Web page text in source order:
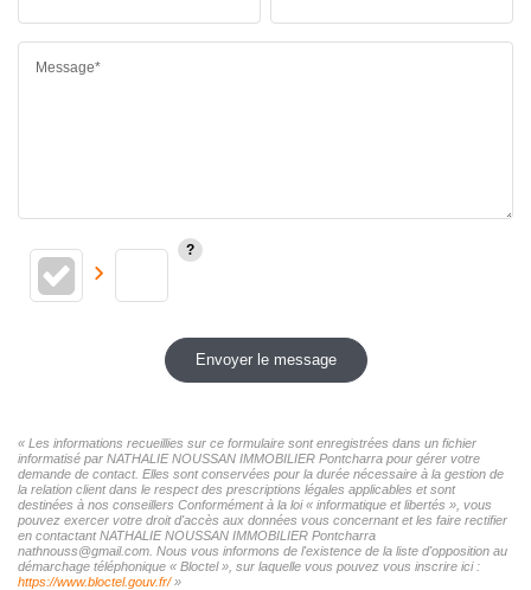
Message*
Envoyer le message
« Les informations recueillies sur ce formulaire sont enregistrées dans un fichier
informatisé par NATHALIE NOUSSAN IMMOBILIER Pontcharra pour gérer votre
demande de contact. Elles sont conservées pour la durée nécessaire à la gestion de
la relation client dans le respect des prescriptions légales applicables et sont
destinées à nos conseillers Conformément à la loi « informatique et libertés », vous
pouvez exercer votre droit d'accès aux données vous concernant et les faire rectifier
en contactant NATHALIE NOUSSAN IMMOBILIER Pontcharra
nathnouss@gmail.com. Nous vous informons de l'existence de la liste d'opposition au
démarchage téléphonique « Bloctel », sur laquelle vous pouvez vous inscrire ici :
https://www.bloctel.gouv.fr/»